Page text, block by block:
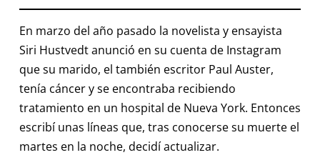
En marzo del año pasado la novelista y ensayista
Siri Hustvedt anunció en su cuenta de Instagram
que su marido, el también escritor Paul Auster,
tenía cáncer y se encontraba recibiendo
tratamiento en un hospital de Nueva York. Entonces
escribí unas líneas que, tras conocerse su muerte el
martes en la noche, decidí actualizar.